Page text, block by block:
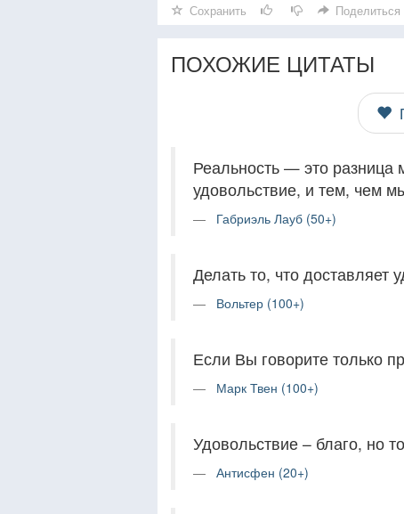
Сохранить Поделиться
ПОХОЖИЕ ЦИТАТЫ
Реальность — это разница
удовольствие, и тем, чем
Габриэль Лауб (50+)
Делать то, что доставляет
Вольтер (100+)
Если Вы говорите только
Марк Твен (100+)
Удовольствие – благо, но
Антисфен (20+)